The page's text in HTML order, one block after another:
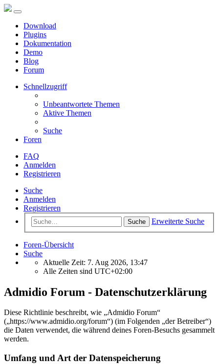
Download
Plugins
Dokumentation
Demo
Blog
Forum
Schnellzugriff
Unbeantwortete Themen
Aktive Themen
Suche
Foren
FAQ
Anmelden
Registrieren
Suche
Anmelden
Registrieren
Suche Erweiterte Suche
Foren-Übersicht
Suche
Aktuelle Zeit: 7. Aug 2026, 13:47
Alle Zeiten sind UTC+02:00
Admidio Forum - Datenschutzerklärung
Diese Richtlinie beschreibt, wie „Admidio Forum“
(„https://www.admidio.org/forum“) (im Folgenden „der Betreiber“)
die Daten verwendet, die während deines Foren-Besuchs gesammelt
werden.
Umfang und Art der Datenspeicherung